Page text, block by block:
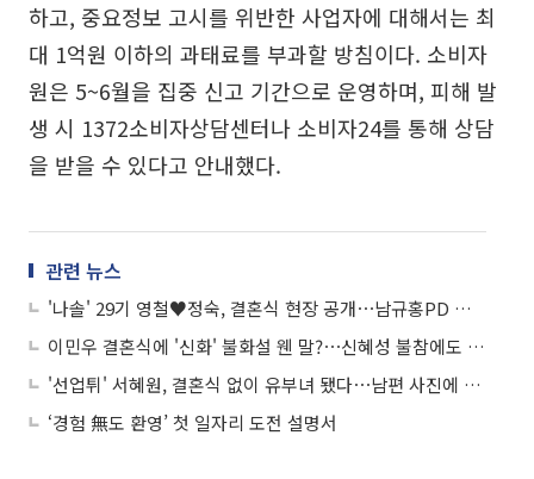
하고, 중요정보 고시를 위반한 사업자에 대해서는 최
대 1억원 이하의 과태료를 부과할 방침이다. 소비자
원은 5~6월을 집중 신고 기간으로 운영하며, 피해 발
생 시 1372소비자상담센터나 소비자24를 통해 상담
을 받을 수 있다고 안내했다.
관련 뉴스
'나솔' 29기 영철♥정숙, 결혼식 현장 공개⋯남규홍PD 또 단상 올랐다
이민우 결혼식에 '신화' 불화설 웬 말?⋯신혜성 불참에도 "감사하다"
'선업튀' 서혜원, 결혼식 없이 유부녀 됐다⋯남편 사진에 변우석 "축하해!"
‘경험 無도 환영’ 첫 일자리 도전 설명서